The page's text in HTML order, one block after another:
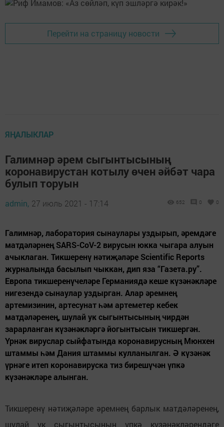
Перейти на страницу новости
ЯҢАЛЫКЛАР
Галимнәр әрем сыгынтысының
коронавирустан котылу өчен әйбәт чара
булып торуын
admin, 27 июль 2021 - 17:14 652 0 0
Галимнәр, лаборатория сынаулары уздырып, әремдәге
матдәләрнең SARS-CoV-2 вирусын юкка чыгара алуын
ачыклаган. Тикшеренү нәтиҗәләре Scientific Reports
журналында басылып чыккан, дип яза “Газета.ру”.
Европа тикшеренүчеләре Германиядә кеше күзәнәкләре
нигезендә сынаулар уздырган. Алар әремнең
артемизинин, артесунат һәм артеметер кебек
матдәләренең, шулай ук сыгынтысының чирдән
зарарланган күзәнәкләргә йогынтысын тикшергән.
Үрнәк вируслар сыйфатында коронавирусның Мюнхен
штаммы һәм Дания штаммы кулланылган. Ә күзәнәк
үрнәге итеп коронавируска тиз бирешүчән үпкә
күзәнәкләре алынган.
Тикшеренү нәтиҗәләре әремнең барлык матдәләренең,
шулай ук сыгынтысының үпкә күзәнәкләрендәге